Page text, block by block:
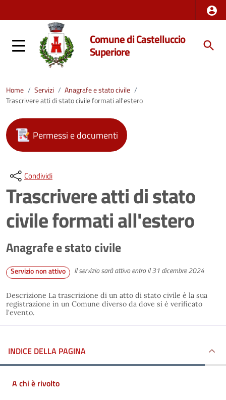
Comune di Castelluccio
Superiore
Home / Servizi / Anagrafe e stato civile /
Trascrivere atti di stato civile formati all'estero
Permessi e documenti
Condividi
Trascrivere atti di stato
civile formati all'estero
Anagrafe e stato civile
Servizio non attivo Il servizio sarà attivo entro il 31 dicembre 2024
Descrizione La trascrizione di un atto di stato civile è la sua
registrazione in un Comune diverso da dove si è verificato
l'evento.
INDICE DELLA PAGINA
A chi è rivolto